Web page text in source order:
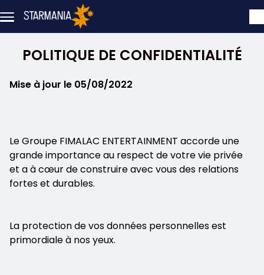
Skip to main content
POLITIQUE DE CONFIDENTIALITÉ
Mise à jour le 05/08/2022
Le Groupe FIMALAC ENTERTAINMENT accorde une
grande importance au respect de votre vie privée
et a à cœur de construire avec vous des relations
fortes et durables.
La protection de vos données personnelles est
primordiale à nos yeux.